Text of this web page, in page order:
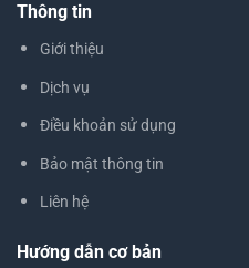
Thông tin
Giới thiệu
Dịch vụ
Điều khoản sử dụng
Bảo mật thông tin
Liên hệ
Hướng dẫn cơ bản